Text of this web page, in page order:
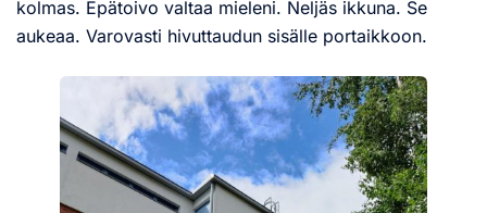
kolmas. Epätoivo valtaa mieleni. Neljäs ikkuna. Se
aukeaa. Varovasti hivuttaudun sisälle portaikkoon.